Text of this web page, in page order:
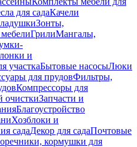
для садаКачели
Зонты,
ГрилиМангалы,
и
участкаБытовые насосыЛюки
для прудовФильтры,
Компрессоры для
очисткиЗапчасти и
Благоустройство
Хозблоки и
садаДекор для садаПочтовые
кормушки для